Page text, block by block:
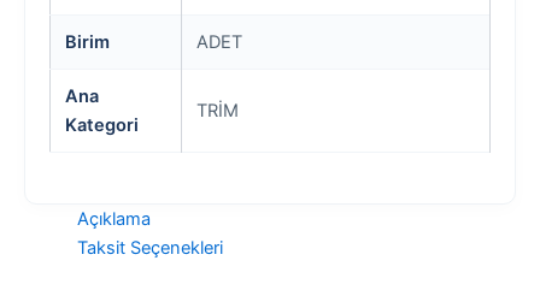
Birim ADET
Ana
Kategori
TRİM
Açıklama
Taksit Seçenekleri